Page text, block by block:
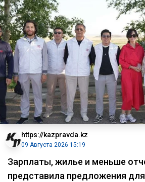
https://kazpravda.kz
09 Августа 2026 15:19
Зарплаты, жилье и меньше
представила предложения